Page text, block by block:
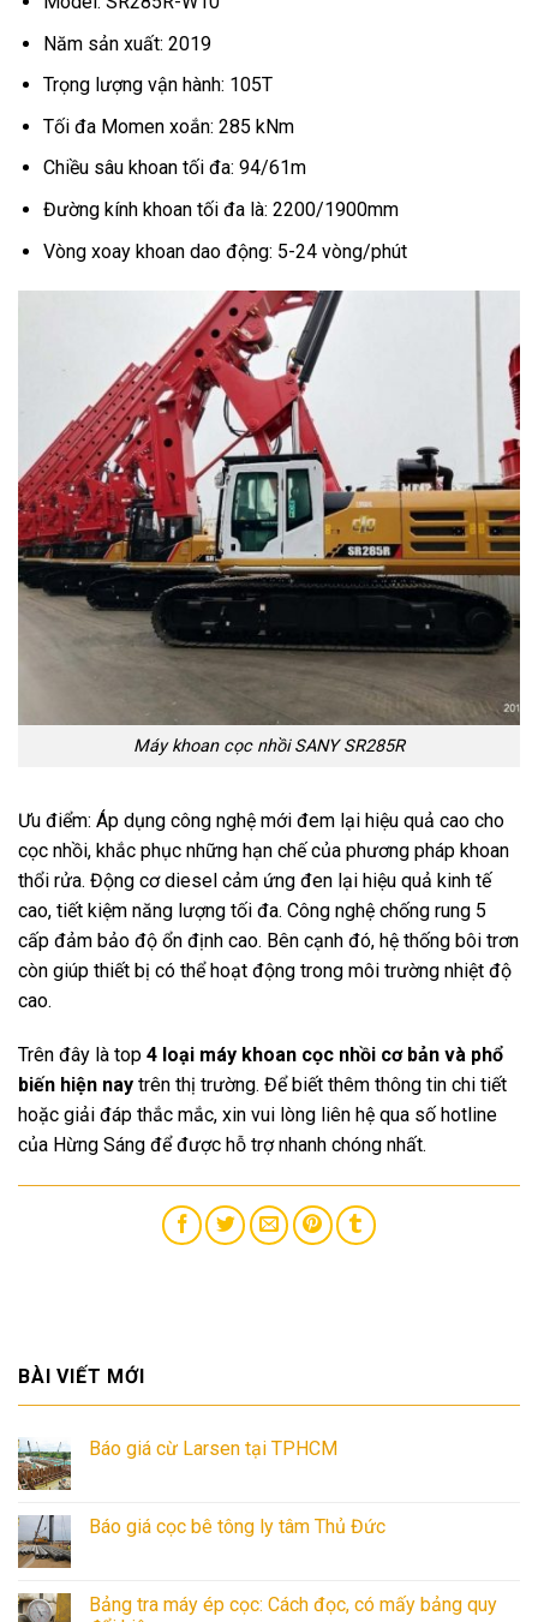
Năm sản xuất: 2019
Trọng lượng vận hành: 105T
Tối đa Momen xoắn: 285 kNm
Chiều sâu khoan tối đa: 94/61m
Đường kính khoan tối đa là: 2200/1900mm
Vòng xoay khoan dao động: 5-24 vòng/phút
Máy khoan cọc nhồi SANY SR285R
Ưu điểm: Áp dụng công nghệ mới đem lại hiệu quả cao cho
cọc nhồi, khắc phục những hạn chế của phương pháp khoan
thổi rửa. Động cơ diesel cảm ứng đen lại hiệu quả kinh tế
cao, tiết kiệm năng lượng tối đa. Công nghệ chống rung 5
cấp đảm bảo độ ổn định cao. Bên cạnh đó, hệ thống bôi trơn
còn giúp thiết bị có thể hoạt động trong môi trường nhiệt độ
cao.
Trên đây là top 4 loại máy khoan cọc nhồi cơ bản và phổ
biến hiện nay trên thị trường. Để biết thêm thông tin chi tiết
hoặc giải đáp thắc mắc, xin vui lòng liên hệ qua số hotline
của Hừng Sáng để được hỗ trợ nhanh chóng nhất.
BÀI VIẾT MỚI
Báo giá cừ Larsen tại TPHCM
Báo giá cọc bê tông ly tâm Thủ Đức
Bảng tra máy ép cọc: Cách đọc, có mấy bảng quy